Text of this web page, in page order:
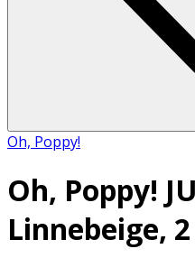
Oh, Poppy!
Oh, Poppy!
Linnebeige,